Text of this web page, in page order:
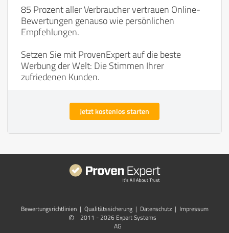
85 Prozent aller Verbraucher vertrauen Online-
Bewertungen genauso wie persönlichen
Empfehlungen.
Setzen Sie mit ProvenExpert auf die beste
Werbung der Welt: Die Stimmen Ihrer
zufriedenen Kunden.
Jetzt kostenlos starten
Bewertungs­richtlinien | Qualitätssicherung | Datenschutz | Impressum
©
2011 - 2026 Expert Systems
AG